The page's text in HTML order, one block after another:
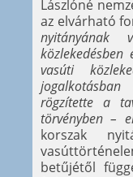
Lászlóné
az elvárható
nyitányának
vasúti
rögzítette a
törvényben –
korszak
betűjétől